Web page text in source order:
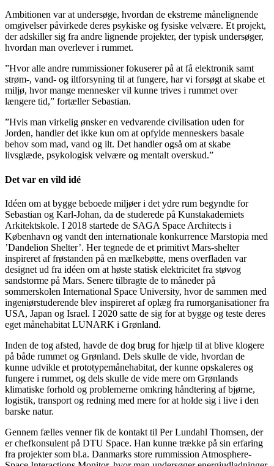
Ambitionen var at undersøge, hvordan de ekstreme månelignende
omgivelser påvirkede deres psykiske og fysiske velvære. Et projekt,
der adskiller sig fra andre lignende projekter, der typisk undersøger,
hvordan man overlever i rummet.
”Hvor alle andre rummissioner fokuserer på at få elektronik samt
strøm-, vand- og iltforsyning til at fungere, har vi forsøgt at skabe et
miljø, hvor mange mennesker vil kunne trives i rummet over
længere tid,” fortæller Sebastian.
”Hvis man virkelig ønsker en vedvarende civilisation uden for
Jorden, handler det ikke kun om at opfylde menneskers basale
behov som mad, vand og ilt. Det handler også om at skabe
livsglæde, psykologisk velvære og mentalt overskud.”
Det var en vild idé
Idéen om at bygge beboede miljøer i det ydre rum begyndte for
Sebastian og Karl-Johan, da de studerede på Kunstakademiets
Arkitektskole. I 2018 startede de SAGA Space Architects i
København og vandt den internationale konkurrence Marstopia med
’Dandelion Shelter’. Her tegnede de et primitivt Mars-shelter
inspireret af frøstanden på en mælkebøtte, mens overfladen var
designet ud fra idéen om at høste statisk elektricitet fra støvog
sandstorme på Mars. Senere tilbragte de to måneder på
sommerskolen International Space University, hvor de sammen med
ingeniørstuderende blev inspireret af oplæg fra rumorganisationer fra
USA, Japan og Israel. I 2020 satte de sig for at bygge og teste deres
eget månehabitat LUNARK i Grønland.
Inden de tog afsted, havde de dog brug for hjælp til at blive klogere
på både rummet og Grønland. Dels skulle de vide, hvordan de
kunne udvikle et prototypemånehabitat, der kunne opskaleres og
fungere i rummet, og dels skulle de vide mere om Grønlands
klimatiske forhold og problemerne omkring håndtering af bjørne,
logistik, transport og redning med mere for at holde sig i live i den
barske natur.
Gennem fælles venner fik de kontakt til Per Lundahl Thomsen, der
er chefkonsulent på DTU Space. Han kunne trække på sin erfaring
fra projekter som bl.a. Danmarks store rummission Atmosphere-